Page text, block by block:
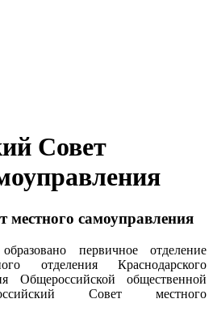
Совет
местного самоуправления
первичное отделение
отделения Краснодарского
Общероссийской общественной
Совет местного